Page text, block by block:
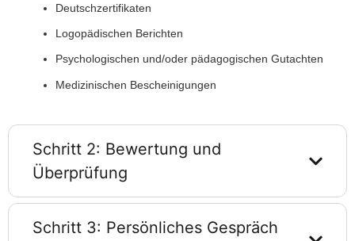
Deutschzertifikaten
Logopädischen Berichten
Psychologischen und/oder pädagogischen Gutachten
Medizinischen Bescheinigungen
Schritt 2: Bewertung und
Überprüfung
Schritt 3: Persönliches Gespräch